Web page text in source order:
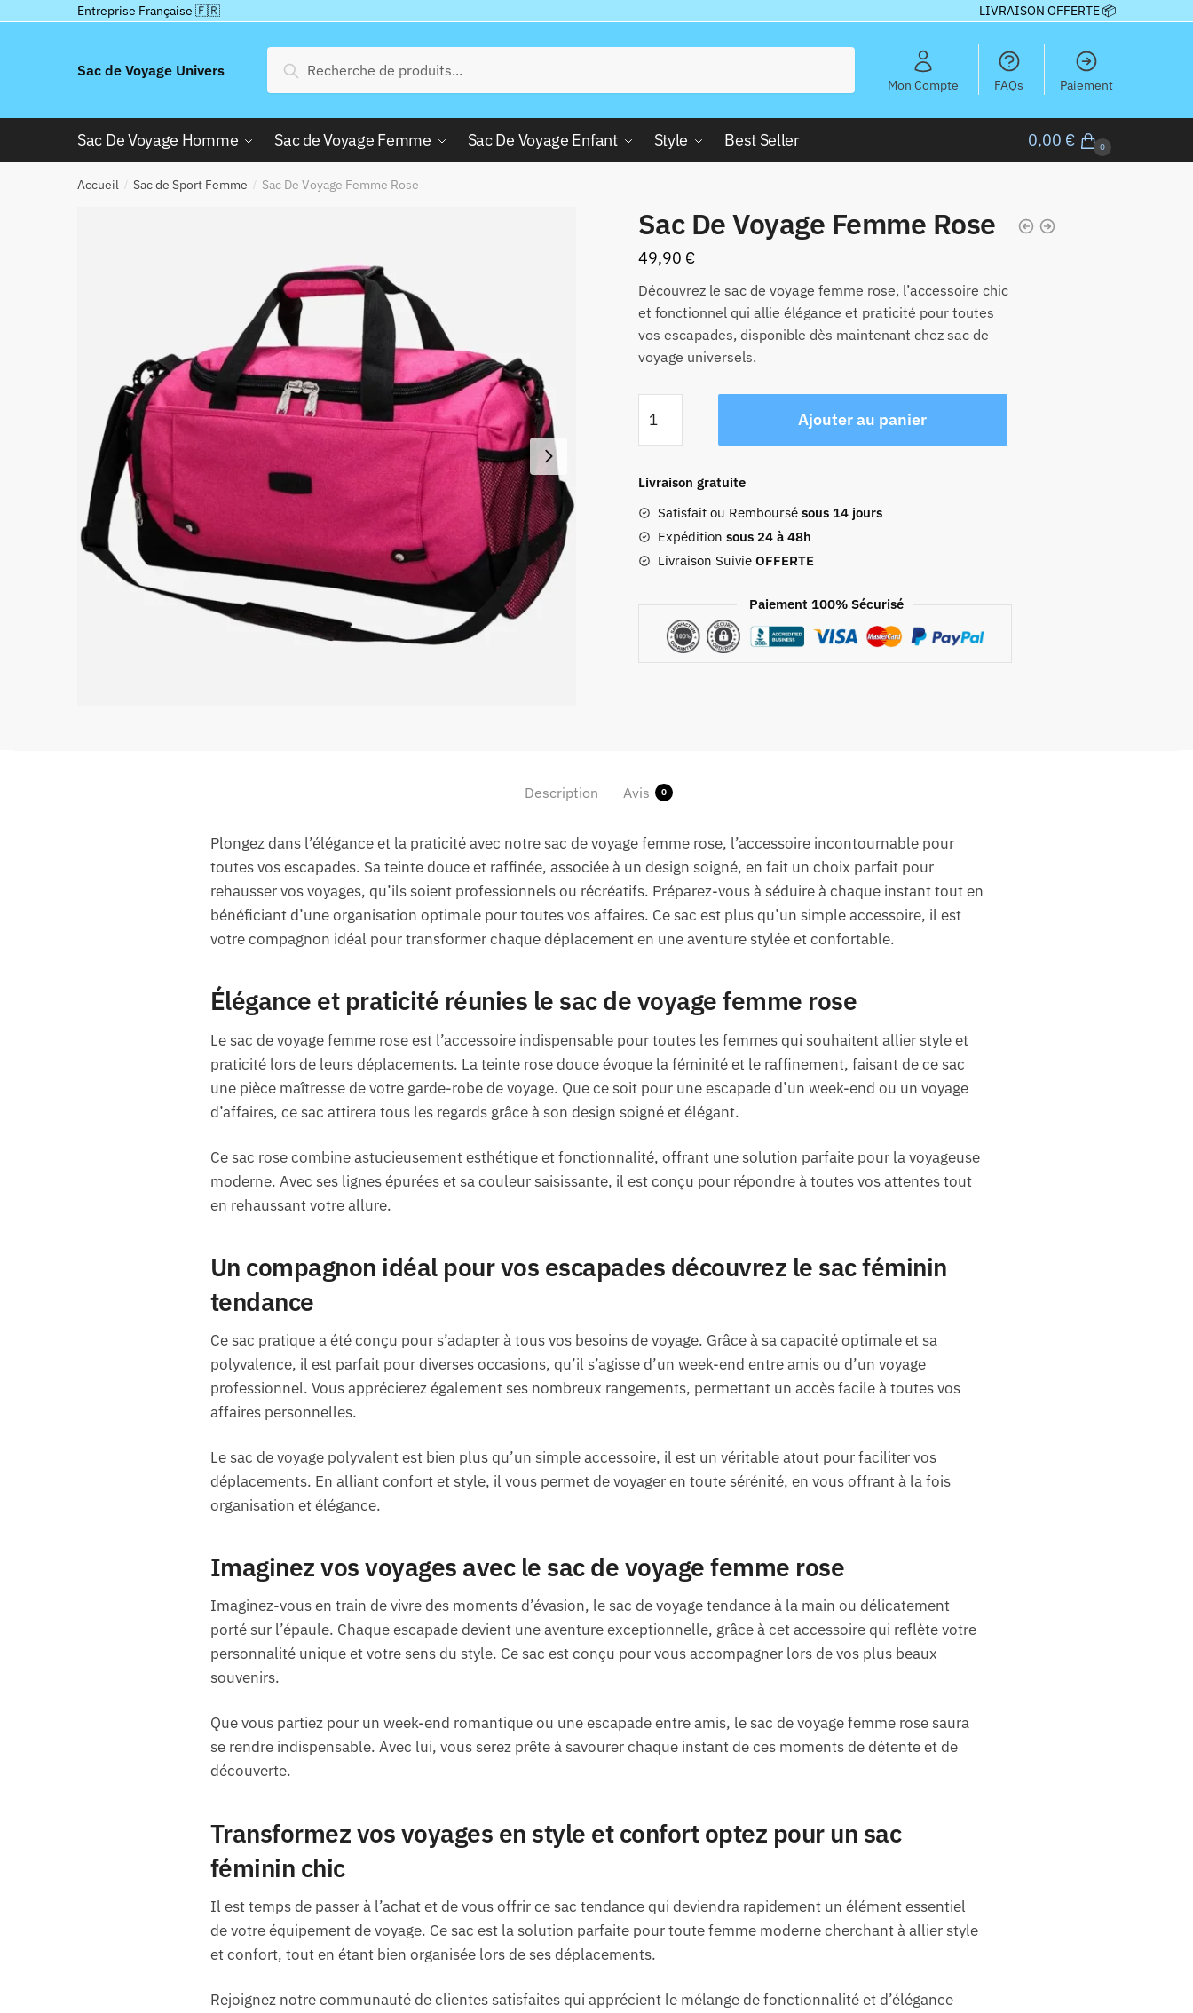
Entreprise Française 🇫🇷 LIVRAISON OFFERTE 📦
Sac de Voyage Univers
pour :
Recherche
Mon Compte FAQs Paiement
Sac De Voyage Homme Sac de Voyage Femme Sac De Voyage Enfant Style Best Seller 0,00 € 0
Accueil / Sac de Sport Femme / Sac De Voyage Femme Rose
Sac De Voyage Femme Rose
49,90 €
Découvrez le sac de voyage femme rose, l’accessoire chic
et fonctionnel qui allie élégance et praticité pour toutes
vos escapades, disponible dès maintenant chez sac de
voyage universels.
de
Sac
Voyage
Femme
Rose
Ajouter au panier
Livraison gratuite
Satisfait ou Remboursé sous 14 jours
Expédition sous 24 à 48h
Livraison Suivie OFFERTE
Paiement 100% Sécurisé
Description Avis 0
Plongez dans l’élégance et la praticité avec notre sac de voyage femme rose, l’accessoire incontournable pour
toutes vos escapades. Sa teinte douce et raffinée, associée à un design soigné, en fait un choix parfait pour
rehausser vos voyages, qu’ils soient professionnels ou récréatifs. Préparez-vous à séduire à chaque instant tout en
bénéficiant d’une organisation optimale pour toutes vos affaires. Ce sac est plus qu’un simple accessoire, il est
votre compagnon idéal pour transformer chaque déplacement en une aventure stylée et confortable.
Élégance et praticité réunies le sac de voyage femme rose
Le sac de voyage femme rose est l’accessoire indispensable pour toutes les femmes qui souhaitent allier style et
praticité lors de leurs déplacements. La teinte rose douce évoque la féminité et le raffinement, faisant de ce sac
une pièce maîtresse de votre garde-robe de voyage. Que ce soit pour une escapade d’un week-end ou un voyage
d’affaires, ce sac attirera tous les regards grâce à son design soigné et élégant.
Ce sac rose combine astucieusement esthétique et fonctionnalité, offrant une solution parfaite pour la voyageuse
moderne. Avec ses lignes épurées et sa couleur saisissante, il est conçu pour répondre à toutes vos attentes tout
en rehaussant votre allure.
Un compagnon idéal pour vos escapades découvrez le sac féminin
tendance
Ce sac pratique a été conçu pour s’adapter à tous vos besoins de voyage. Grâce à sa capacité optimale et sa
polyvalence, il est parfait pour diverses occasions, qu’il s’agisse d’un week-end entre amis ou d’un voyage
professionnel. Vous apprécierez également ses nombreux rangements, permettant un accès facile à toutes vos
affaires personnelles.
Le sac de voyage polyvalent est bien plus qu’un simple accessoire, il est un véritable atout pour faciliter vos
déplacements. En alliant confort et style, il vous permet de voyager en toute sérénité, en vous offrant à la fois
organisation et élégance.
Imaginez vos voyages avec le sac de voyage femme rose
Imaginez-vous en train de vivre des moments d’évasion, le sac de voyage tendance à la main ou délicatement
porté sur l’épaule. Chaque escapade devient une aventure exceptionnelle, grâce à cet accessoire qui reflète votre
personnalité unique et votre sens du style. Ce sac est conçu pour vous accompagner lors de vos plus beaux
souvenirs.
Que vous partiez pour un week-end romantique ou une escapade entre amis, le sac de voyage femme rose saura
se rendre indispensable. Avec lui, vous serez prête à savourer chaque instant de ces moments de détente et de
découverte.
Transformez vos voyages en style et confort optez pour un sac
féminin chic
Il est temps de passer à l’achat et de vous offrir ce sac tendance qui deviendra rapidement un élément essentiel
de votre équipement de voyage. Ce sac est la solution parfaite pour toute femme moderne cherchant à allier style
et confort, tout en étant bien organisée lors de ses déplacements.
Rejoignez notre communauté de clientes satisfaites qui apprécient le mélange de fonctionnalité et d’élégance